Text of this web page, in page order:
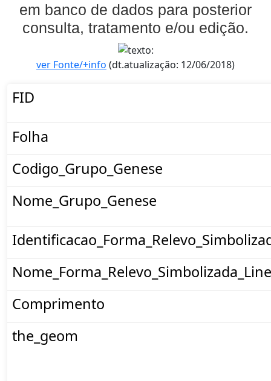
em banco de dados para posterior
consulta, tratamento e/ou edição.
ver Fonte/+info (dt.atualização: 12/06/2018)
FID
Folha
Codigo_Grupo_Genese
Nome_Grupo_Genese
Comprimento
the_geom